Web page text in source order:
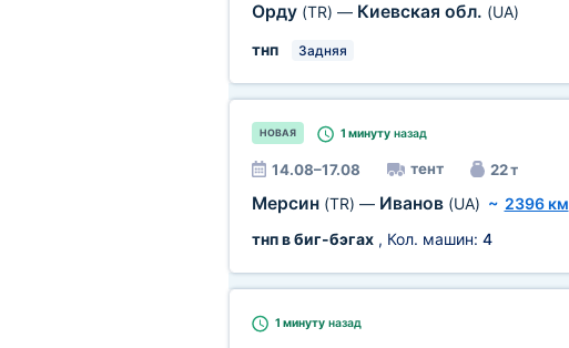
Орду (TR) — Киевская обл. (UA)
тнп
Задняя
НОВАЯ 1 минутуназад
14.08–17.08 тент 22 т
Мерсин (TR) — Иванов (UA) ~ 2396 км
тнп в биг-бэгах, Кол. машин: 4
1 минутуназад